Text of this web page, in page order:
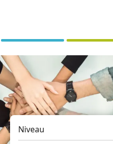
Niveau